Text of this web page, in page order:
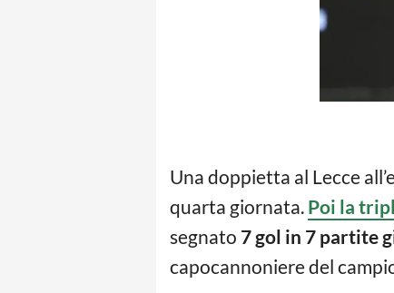
Una doppietta al Lecce
quarta giornata. Poi la
segnato 7 gol in 7 partite
capocannoniere del